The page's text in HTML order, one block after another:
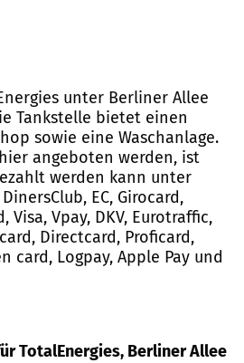
unter Berliner Allee
Tankstelle bietet einen
sowie eine Waschanlage.
angeboten werden, ist
werden kann unter
EC, Girocard,
Visa, Vpay, DKV, Eurotraffic,
Directcard, Proficard,
card, Logpay, Apple Pay und
TotalEnergies, Berliner Allee